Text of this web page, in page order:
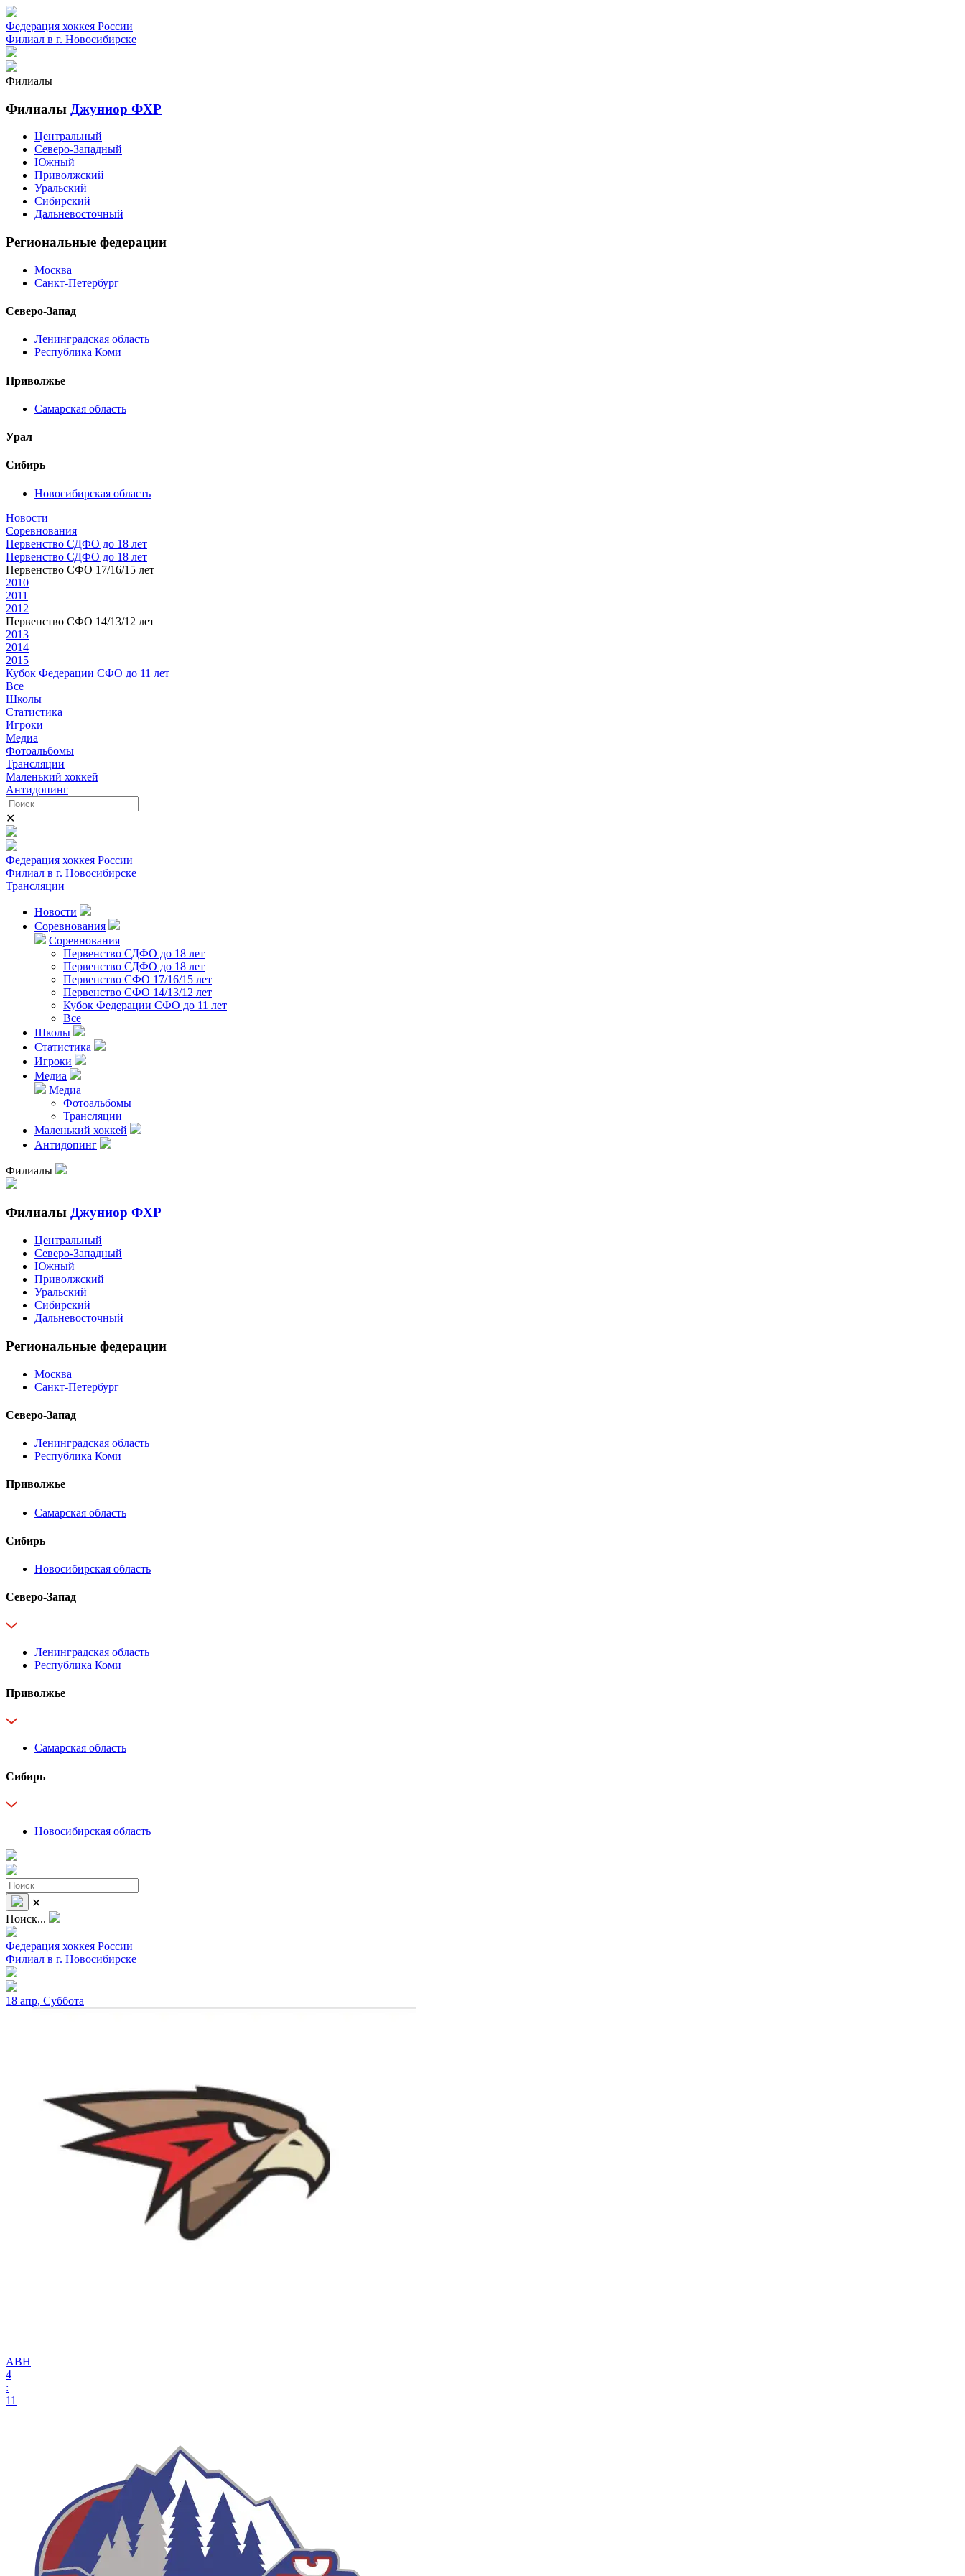
Федерация хоккея России
Филиал в г. Новосибирске
Филиалы
Филиалы Джуниор ФХР
Центральный
Северо-Западный
Южный
Приволжский
Уральский
Сибирский
Дальневосточный
Региональные федерации
Москва
Санкт-Петербург
Северо-Запад
Ленинградская область
Республика Коми
Приволжье
Самарская область
Урал
Сибирь
Новосибирская область
Новости
Соревнования
Первенство СДФО до 18 лет
Первенство СДФО до 18 лет
Первенство СФО 17/16/15 лет
2010
2011
2012
Первенство СФО 14/13/12 лет
2013
2014
2015
Кубок Федерации СФО до 11 лет
Все
Школы
Статистика
Игроки
Медиа
Фотоальбомы
Трансляции
Маленький хоккей
Антидопинг
✕
Федерация хоккея России
Филиал в г. Новосибирске
Трансляции
Новости
Соревнования
Соревнования
Первенство СДФО до 18 лет
Первенство СДФО до 18 лет
Первенство СФО 17/16/15 лет
Первенство СФО 14/13/12 лет
Кубок Федерации СФО до 11 лет
Все
Школы
Статистика
Игроки
Медиа
Медиа
Фотоальбомы
Трансляции
Маленький хоккей
Антидопинг
Филиалы
Филиалы Джуниор ФХР
Центральный
Северо-Западный
Южный
Приволжский
Уральский
Сибирский
Дальневосточный
Региональные федерации
Москва
Санкт-Петербург
Северо-Запад
Ленинградская область
Республика Коми
Приволжье
Самарская область
Сибирь
Новосибирская область
Северо-Запад
Ленинградская область
Республика Коми
Приволжье
Самарская область
Сибирь
Новосибирская область
✕
Поиск...
Федерация хоккея России
Филиал в г. Новосибирске
18 апр, Суббота
АВН
4
:
11